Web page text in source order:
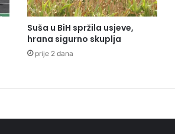
Suša u BiH spržila usjeve,
hrana sigurno skuplja
prije 2 dana